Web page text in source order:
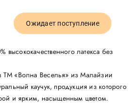
Ожидает поступление
латекса без
ТМ «Волна Веселья» из Малайзии
каучук, продукция из которого
и ярким, насыщенным цветом.